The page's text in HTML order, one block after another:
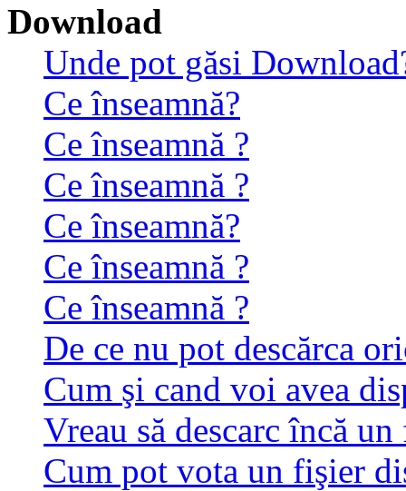
Download
Unde pot găsi
Ce înseamnă?
Ce înseamnă ?
Ce înseamnă ?
Ce înseamnă?
Ce înseamnă ?
Ce înseamnă ?
De ce nu pot descărca
Cum şi cand voi avea
Vreau să descarc încă
Cum pot vota un fişier